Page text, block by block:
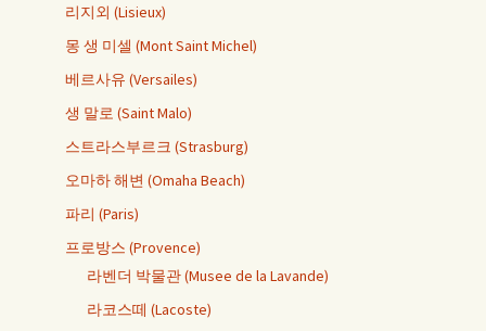
리지외 (Lisieux)
몽 생 미셀 (Mont Saint Michel)
베르사유 (Versailes)
생 말로 (Saint Malo)
스트라스부르크 (Strasburg)
오마하 해변 (Omaha Beach)
파리 (Paris)
프로방스 (Provence)
라벤더 박물관 (Musee de la Lavande)
라코스떼 (Lacoste)